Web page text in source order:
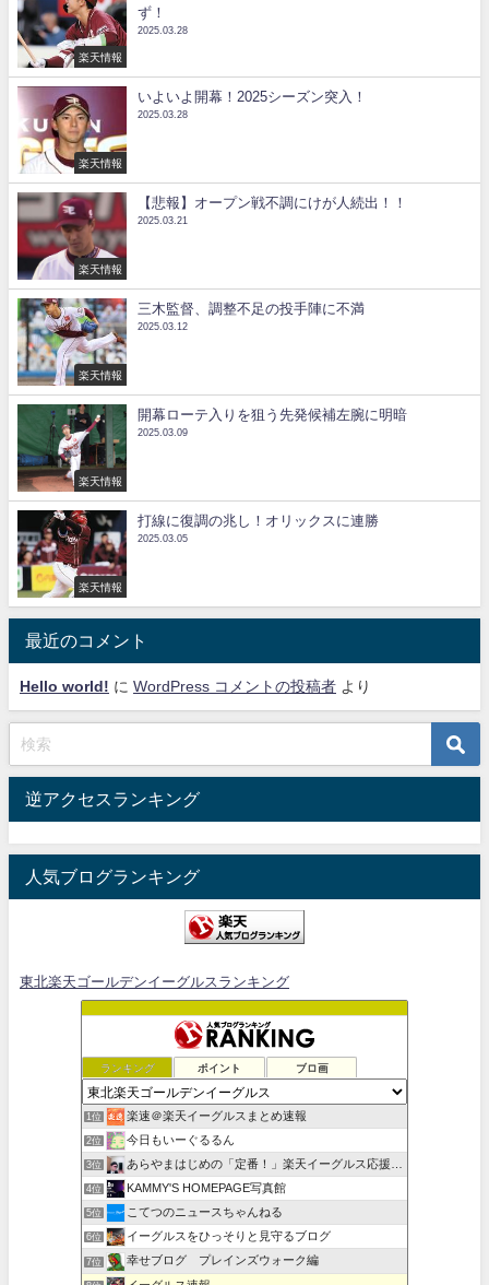
楽天情報
ず！
2025.03.28
楽天情報
いよいよ開幕！2025シーズン突入！
2025.03.28
楽天情報
【悲報】オープン戦不調にけが人続出！！
2025.03.21
楽天情報
三木監督、調整不足の投手陣に不満
2025.03.12
楽天情報
開幕ローテ入りを狙う先発候補左腕に明暗
2025.03.09
楽天情報
打線に復調の兆し！オリックスに連勝
2025.03.05
最近のコメント
Hello world! に WordPress コメントの投稿者 より
逆アクセスランキング
人気ブログランキング
東北楽天ゴールデンイーグルスランキング
ランキング ポイント ブロ画
1位 楽速＠楽天イーグルスまとめ速報
2位 今日もいーぐるるん
3位 あらやまはじめの「定番！」楽天イーグルス応援ブログ
4位 KAMMY'S HOMEPAGE写真館
5位 こてつのニュースちゃんねる
6位 イーグルスをひっそりと見守るブログ
7位 幸せブログ プレインズウォーク編